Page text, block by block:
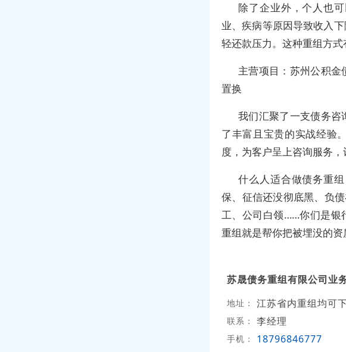
除了企业外，个人也
业、疾病等原因导致收入
轻还款压力。这种重组方式
主营项目：苏州公积
置换
我们汇聚了一支债务咨
了丰富且宝贵的实战经验
度，为客户呈上咨询服务，
什么人适合做债务重
保、征信还没彻底黑、负
工、公司白领……你们是银
重组就是帮你把被埋没的资
苏晟债务重组有限公司业
地址： 江苏省内重组均可
联系： 李经理
手机： 18796846777